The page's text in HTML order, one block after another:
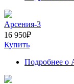
Арсения-3
16 950₽
Купить
Подробнее о